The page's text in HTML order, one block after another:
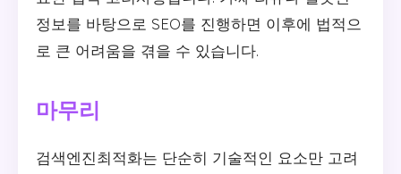
정보를 바탕으로 SEO를 진행하면 이후에 법적으
로 큰 어려움을 겪을 수 있습니다.
마무리
검색엔진최적화는 단순히 기술적인 요소만 고려